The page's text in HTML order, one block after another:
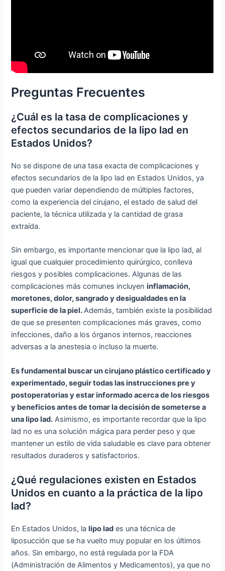
Preguntas Frecuentes
¿Cuál es la tasa de complicaciones y
efectos secundarios de la lipo lad en
Estados Unidos?
No se dispone de una tasa exacta de complicaciones y
efectos secundarios de la lipo lad en Estados Unidos, ya
que pueden variar dependiendo de múltiples factores,
como la experiencia del cirujano, el estado de salud del
paciente, la técnica utilizada y la cantidad de grasa
extraída.
Sin embargo, es importante mencionar que la lipo lad, al
igual que cualquier procedimiento quirúrgico, conlleva
riesgos y posibles complicaciones. Algunas de las
complicaciones más comunes incluyeninflamación,
moretones, dolor, sangrado y desigualdades en la
superficie de la piel.Además, también existe la posibilidad
de que se presenten complicaciones más graves, como
infecciones, daño a los órganos internos, reacciones
adversas a la anestesia o incluso la muerte.
Es fundamental buscar un cirujano plástico certificado y
experimentado, seguir todas las instrucciones pre y
postoperatorias y estar informado acerca de los riesgos
y beneficios antes de tomar la decisión de someterse a
una lipo lad. Asimismo, es importante recordar que la lipo
lad no es una solución mágica para perder peso y que
mantener un estilo de vida saludable es clave para obtener
resultados duraderos y satisfactorios.
¿Qué regulaciones existen en Estados
Unidos en cuanto a la práctica de la lipo
lad?
En Estados Unidos, lalipo lad es una técnica de
liposucción que se ha vuelto muy popular en los últimos
años. Sin embargo, no está regulada por la FDA
(Administración de Alimentos y Medicamentos), ya que no